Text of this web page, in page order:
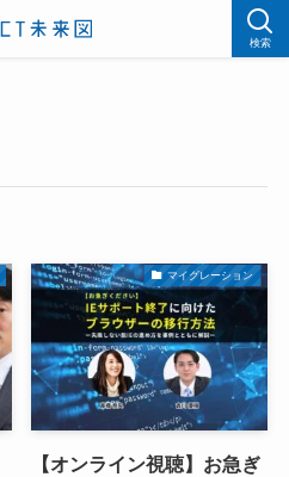
検索
マイグレーション
【オンライン視聴】お急ぎ